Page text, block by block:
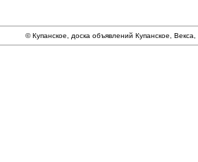
© Купанское, доска объявлений Купанское,